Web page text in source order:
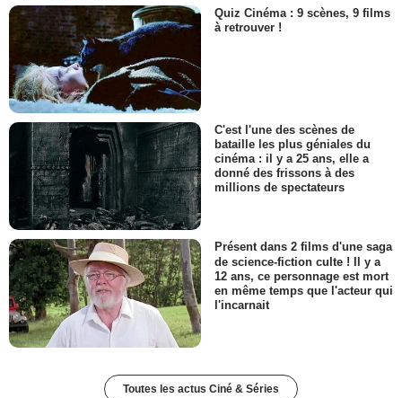
Quiz Cinéma : 9 scènes, 9 films
à retrouver !
C'est l'une des scènes de
bataille les plus géniales du
cinéma : il y a 25 ans, elle a
donné des frissons à des
millions de spectateurs
Présent dans 2 films d'une saga
de science-fiction culte ! Il y a
12 ans, ce personnage est mort
en même temps que l'acteur qui
l'incarnait
Toutes les actus Ciné & Séries